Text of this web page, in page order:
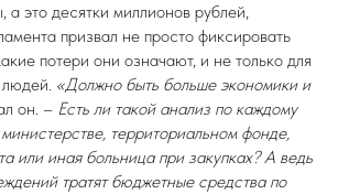
а это десятки миллионов рублей,
призвал не просто фиксировать
потери они означают, и не только для
«Должно быть больше экономики и
он. – Есть ли такой анализ по каждому
территориальном фонде,
или иная больница при закупках? А ведь
тратят бюджетные средства по